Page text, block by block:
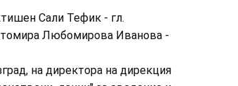
Сали Тефик - гл.
Любомирова Иванова -
на директора на дирекция